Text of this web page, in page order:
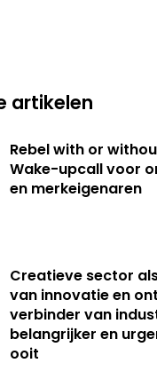
artikelen
Rebel with or
Wake-upcall voor
en merkeigenaren
Creatieve sector
van innovatie en
verbinder van
belangrijker en
ooit